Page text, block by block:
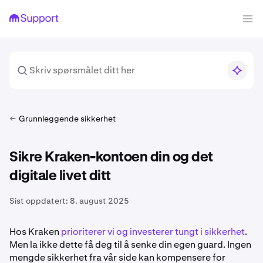
Grunnleggende sikkerhet
Sikre Kraken-kontoen din og det
digitale livet ditt
Sist oppdatert: 8. august 2025
Hos Kraken prioriterer vi og investerer tungt i sikkerhet.
Men la ikke dette få deg til å senke din egen guard. Ingen
mengde sikkerhet fra vår side kan kompensere for